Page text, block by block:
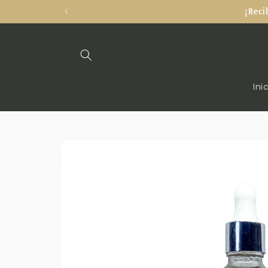
directamente
al contenido